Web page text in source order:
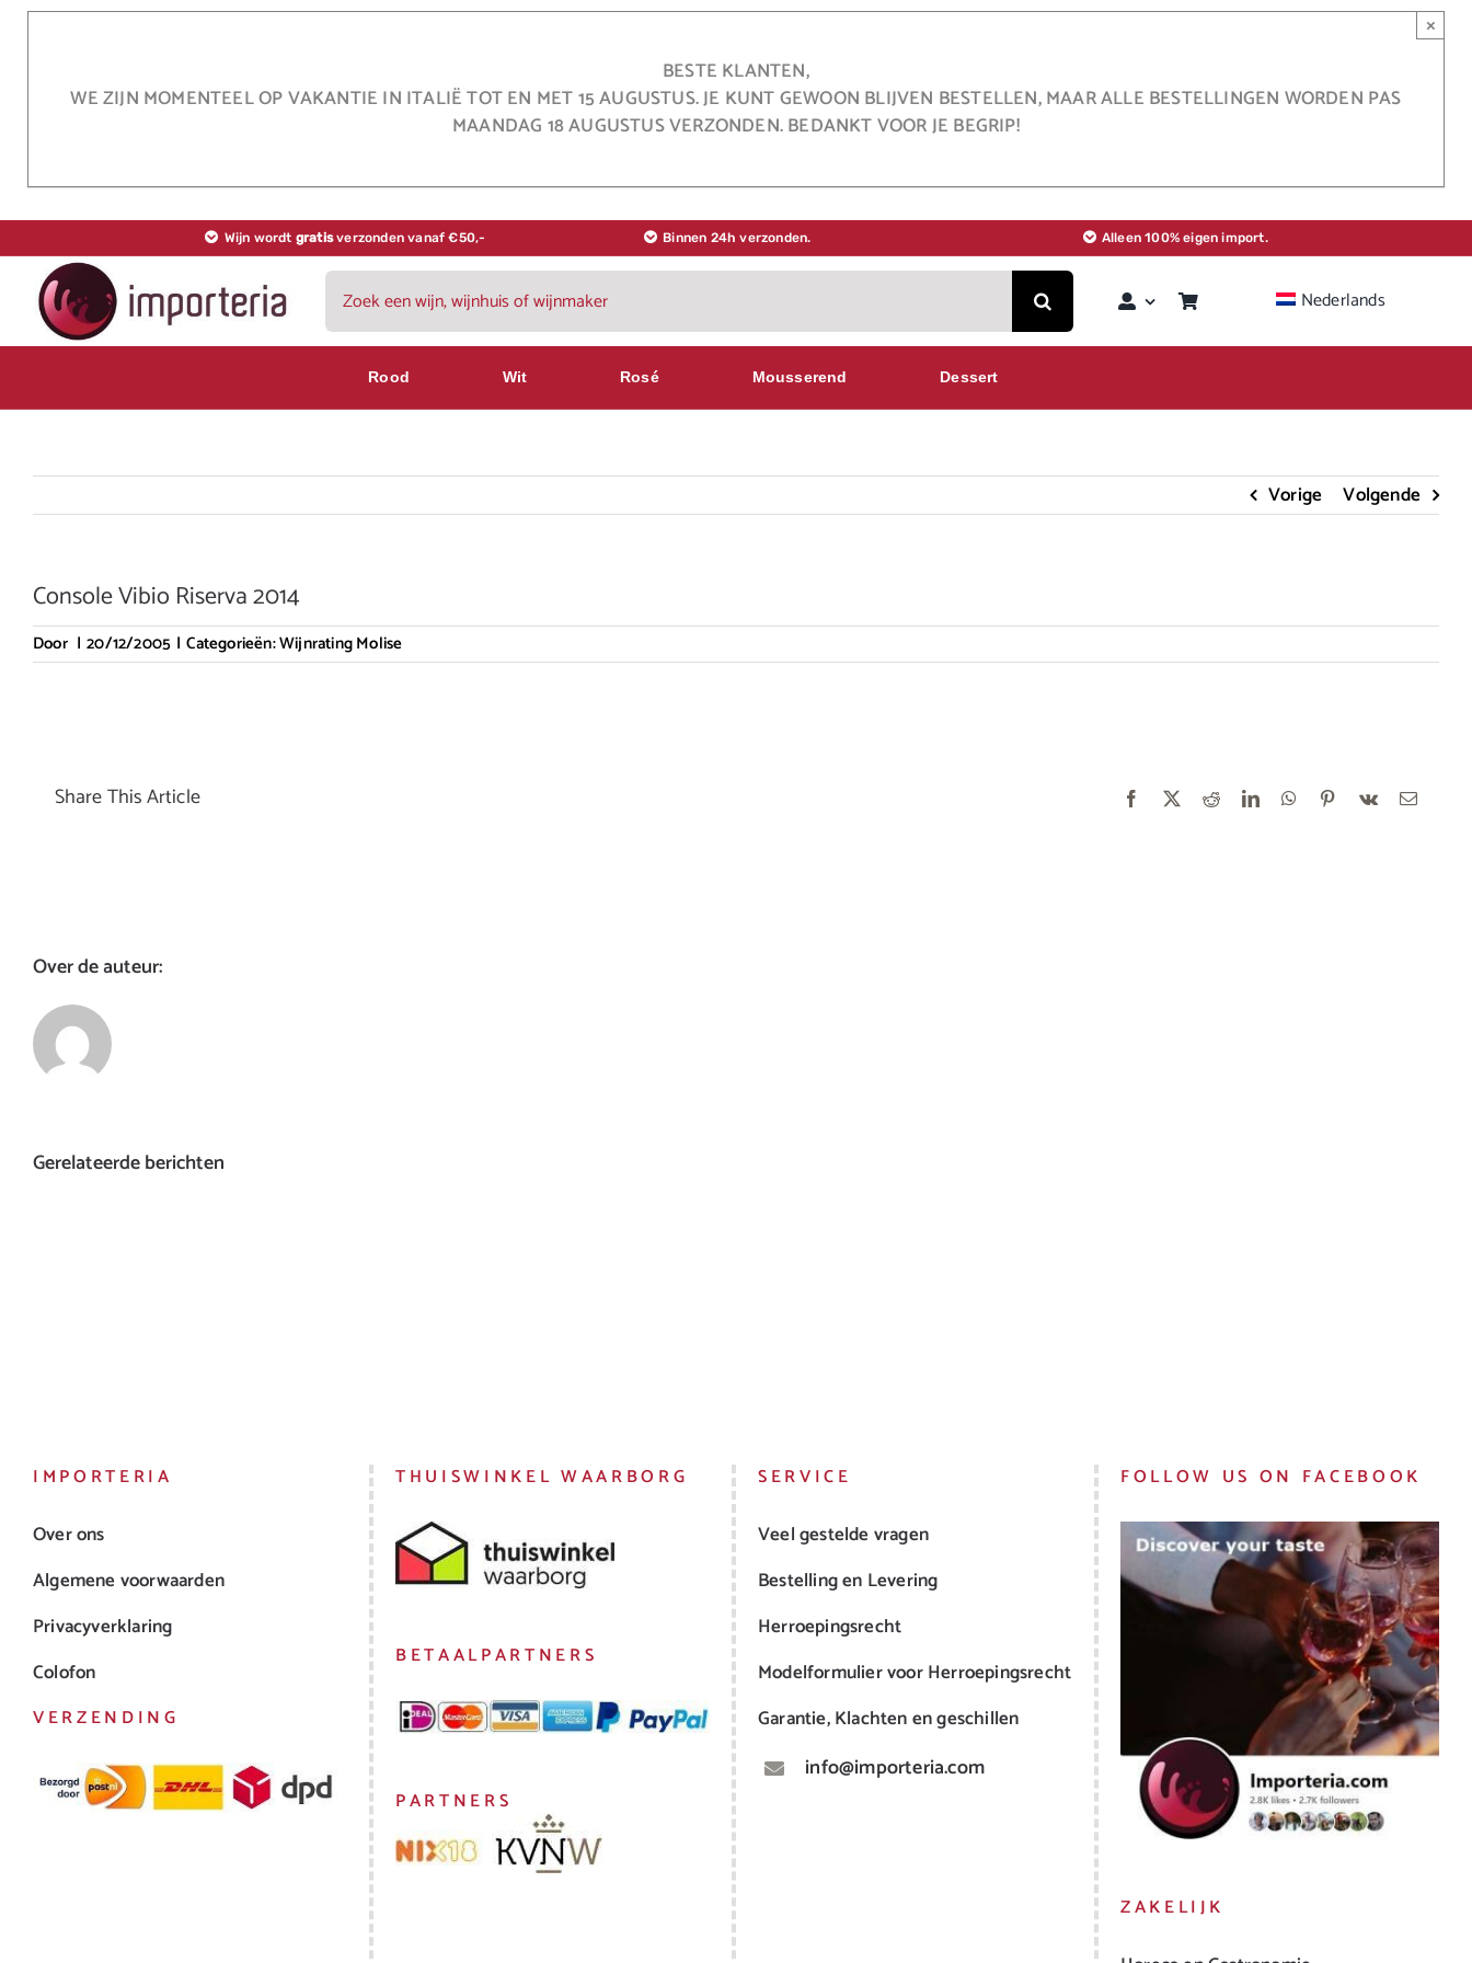
BESTE KLANTEN,
WE ZIJN MOMENTEEL OP VAKANTIE IN ITALIË TOT EN MET 15 AUGUSTUS. JE KUNT GEWOON BLIJVEN BESTELLEN, MAAR ALLE BESTELLINGEN WORDEN PAS
MAANDAG 18 AUGUSTUS VERZONDEN. BEDANKT VOOR JE BEGRIP!
×
Wijn wordt gratisverzonden vanaf €50,- Binnen 24h verzonden. Alleen 100% eigen import.
Zoeken
naar:
Nederlands
Rood Wit Rosé Mousserend Dessert
Vorige Volgende
Console Vibio Riserva 2014
Door | 20/12/2005 | Categorieën:Wijnrating Molise
Share This Article Facebook
X RedditLinkedInWhatsApp
Pinterest
Vk
E-
Over de auteur:
Gerelateerde berichten
IMPORTERIA
Over ons
Algemene voorwaarden
Privacyverklaring
Colofon
VERZENDING
THUISWINKEL WAARBORG
BETAALPARTNERS
PARTNERS
SERVICE
Veel gestelde vragen
Bestelling en Levering
Herroepingsrecht
Modelformulier voor Herroepingsrecht
Garantie, Klachten en geschillen
info@importeria.com
FOLLOW US ON FACEBOOK
ZAKELIJK